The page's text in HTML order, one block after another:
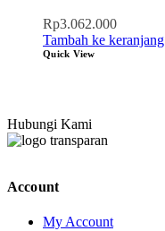
Rp3.062.000
Tambah ke keranjang
Quick View
Hubungi Kami
Account
My Account